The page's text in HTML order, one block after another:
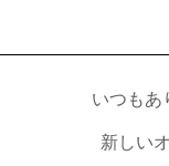
いつもあ
新しい